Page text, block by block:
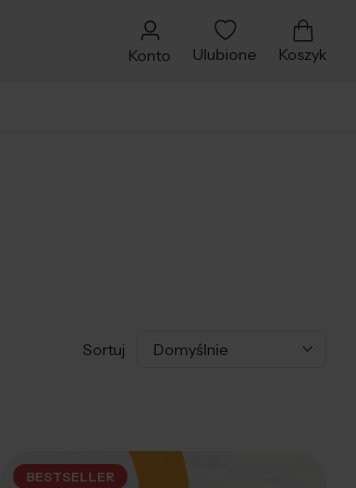
Konto Ulubione Koszyk
Sortuj
BESTSELLER